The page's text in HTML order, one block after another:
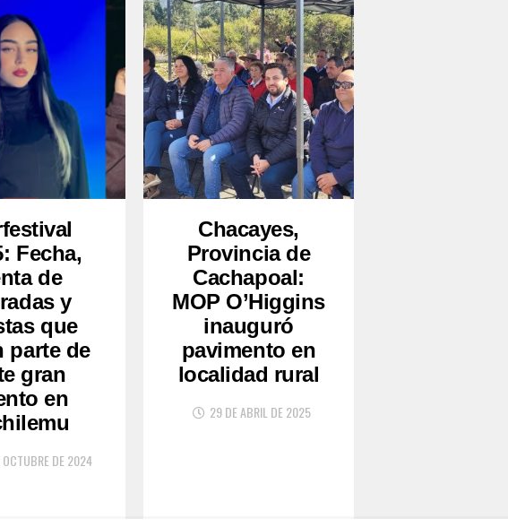
Fecha,
de
y
que
parte de
gran
en
DE 2024
Chacayes,
Provincia de
Cachapoal:
MOP O’Higgins
inauguró
pavimento en
localidad rural
29 DE ABRIL DE 2025